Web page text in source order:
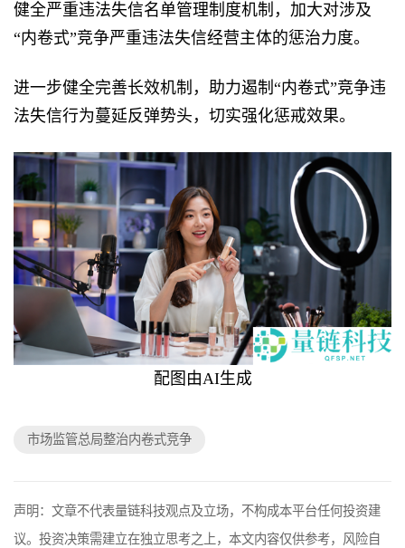
健全严重违法失信名单管理制度机制，加大对涉及
“内卷式”竞争严重违法失信经营主体的惩治力度。
进一步健全完善长效机制，助力遏制“内卷式”竞争违
法失信行为蔓延反弹势头，切实强化惩戒效果。
配图由AI生成
市场监管总局整治内卷式竞争
声明：文章不代表量链科技观点及立场，不构成本平台任何投资建
议。投资决策需建立在独立思考之上，本文内容仅供参考，风险自